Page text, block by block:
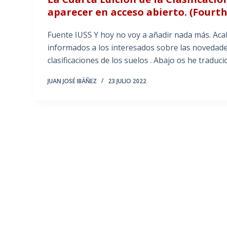
aparecer en acceso abierto.
Fuente IUSS Y hoy no voy a añadir nada más.
informados a los interesados sobre las
clasificaciones de los suelos . Abajo os he
JUAN JOSÉ IBÁÑEZ 23 JULIO 2022